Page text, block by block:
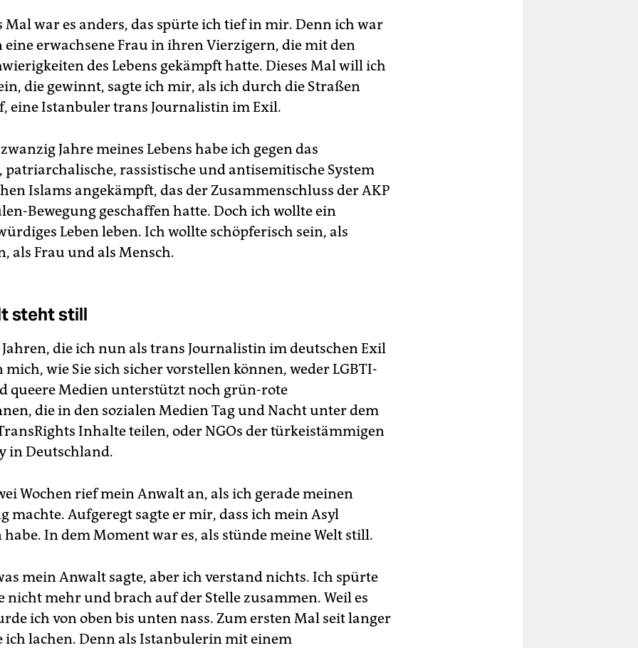
Mal war es anders, das spürte ich tief in mir. Denn ich war
eine erwachsene Frau in ihren Vierzigern, die mit den
des Lebens gekämpft hatte. Dieses Mal will ich
die gewinnt, sagte ich mir, als ich durch die Straßen
eine Istanbuler trans Journalistin im Exil.
Jahre meines Lebens habe ich gegen das
patriarchalische, rassistische und antisemitische System
Islams angekämpft, das der Zusammenschluss der AKP
Bewegung geschaffen hatte. Doch ich wollte ein
Leben leben. Ich wollte schöpferisch sein, als
als Frau und als Mensch.
steht still
die ich nun als trans Journalistin im deutschen Exil
mich, wie Sie sich sicher vorstellen können, weder LGBTI-
queere Medien unterstützt noch grün-rote
die in den sozialen Medien Tag und Nacht unter dem
Inhalte teilen, oder NGOs der türkeistämmigen
in Deutschland.
Wochen rief mein Anwalt an, als ich gerade meinen
machte. Aufgeregt sagte er mir, dass ich mein Asyl
In dem Moment war es, als stünde meine Welt still.
mein Anwalt sagte, aber ich verstand nichts. Ich spürte
nicht mehr und brach auf der Stelle zusammen. Weil es
ich von oben bis unten nass. Zum ersten Mal seit langer
ich lachen. Denn als Istanbulerin mit einem